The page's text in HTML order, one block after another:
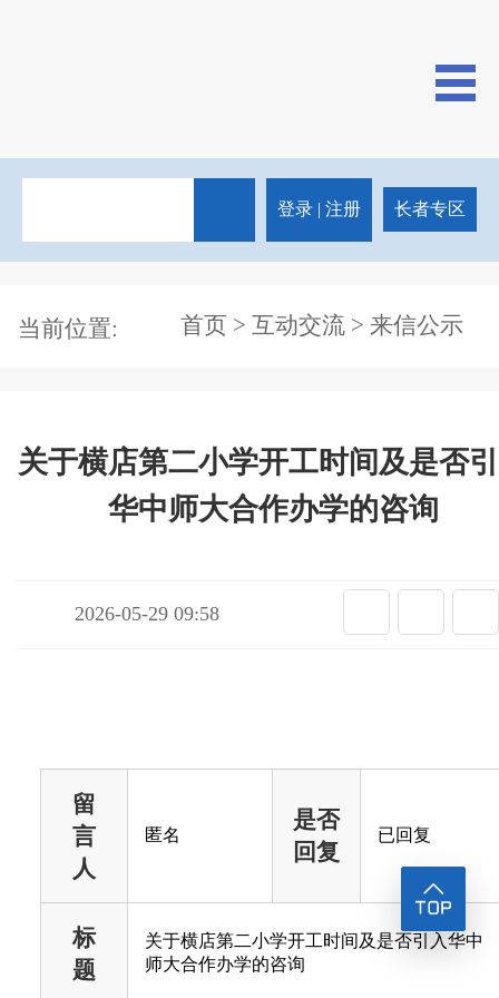
登录 | 注册 长者专区
当前位置: 首页 > 互动交流> 来信公示
关于横店第二小学开工时间及是否
华中师大合作办学的咨询
2026-05-29 09:58
留
言
人
匿名
是否
回复
已回复
标
题
关于横店第二小学开工时间及是否引入华中
师大合作办学的咨询